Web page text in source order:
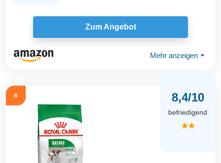
Zum Angebot
Mehr anzeigen ⏷
8 8,4/10
befriedigend
★★